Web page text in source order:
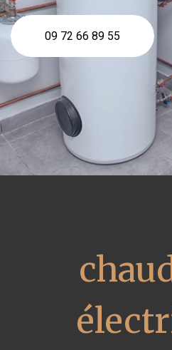
09 72 66 89 55